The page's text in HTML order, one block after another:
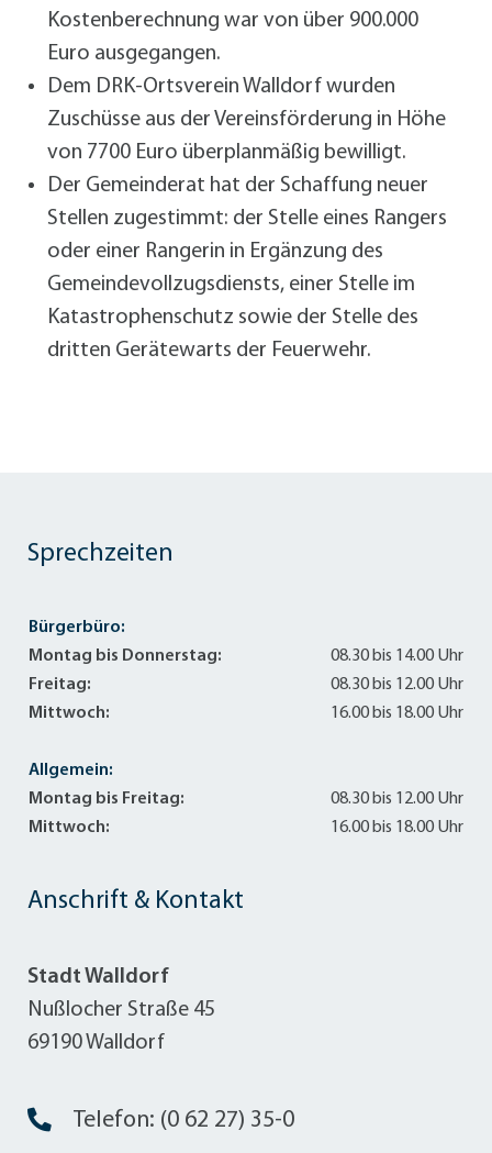
Kostenberechnung war von über 900.000
Euro ausgegangen.
Dem DRK-Ortsverein Walldorf wurden
Zuschüsse aus der Vereinsförderung in Höhe
von 7700 Euro überplanmäßig bewilligt.
Der Gemeinderat hat der Schaffung neuer
Stellen zugestimmt: der Stelle eines Rangers
oder einer Rangerin in Ergänzung des
Gemeindevollzugsdiensts, einer Stelle im
Katastrophenschutz sowie der Stelle des
dritten Gerätewarts der Feuerwehr.
Anschrift & Kontakt
Stadt Walldorf
Nußlocher Straße 45
69190 Walldorf
Telefon: (0 62 27) 35-0
Sprechzeiten
Bürgerbüro:
Montag bis Donnerstag:
08.30 bis 14.00 Uhr
Freitag:
08.30 bis 12.00 Uhr
Mittwoch:
16.00 bis 18.00 Uhr
Allgemein:
Montag bis Freitag:
08.30 bis 12.00 Uhr
Mittwoch:
16.00 bis 18.00 Uhr